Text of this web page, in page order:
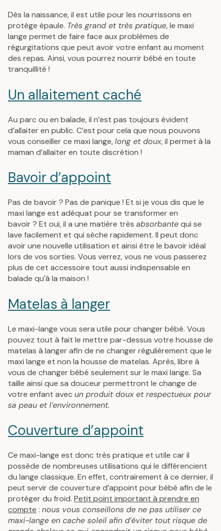
Dès la naissance, il est utile pour les nourrissons en
protège épaule. Très grand et très pratique, le maxi
lange permet de faire face aux problèmes de
régurgitations que peut avoir votre enfant au moment
des repas. Ainsi, vous pourrez nourrir bébé en toute
tranquillité !
Un allaitement caché
Au parc ou en balade, il n’est pas toujours évident
d’allaiter en public. C’est pour cela que nous pouvons
vous conseiller ce maxi lange,long et doux, il permet à la
maman d’allaiter en toute discrétion !
Bavoir d’appoint
Pas de bavoir ? Pas de panique ! Et si je vous dis que le
maxi lange est adéquat pour se transformer en
bavoir ? Et oui, il a une matière très absorbantequi se
lave facilement et qui sèche rapidement. Il peut donc
avoir une nouvelle utilisation et ainsi être le bavoir idéal
lors de vos sorties. Vous verrez, vous ne vous passerez
plus de cet accessoire tout aussi indispensable en
balade qu’à la maison !
Matelas à langer
Le maxi-lange vous sera utile pour changer bébé. Vous
pouvez tout à fait le mettre par-dessus votre housse de
matelas à langer afin de ne changer régulièrement que le
maxi lange et non la housse de matelas. Après, libre à
vous de changer bébé seulement sur le maxi lange. Sa
taille ainsi que sa douceur permettront le change de
votre enfant avec un produit doux et respectueux pour
sa peau et l’environnement.
Couverture d’appoint
Ce maxi-lange est donc très pratique et utile car il
possède de nombreuses utilisations qui le différencient
du lange classique. En effet, contrairement à ce dernier, il
peut servir de couverture d’appoint pour bébé afin de le
protéger du froid. Petit point important à prendre en
compte : nous vous conseillons de ne pas utiliser ce
maxi-lange en cache soleil afin d’éviter tout risque de